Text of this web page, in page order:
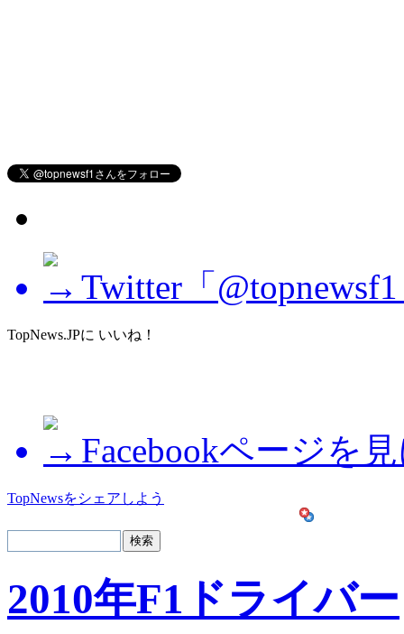
Twitter「
TopNews.JPに いいね！
Facebookページを
TopNewsをシェアしよう
2010年F1ドライバー